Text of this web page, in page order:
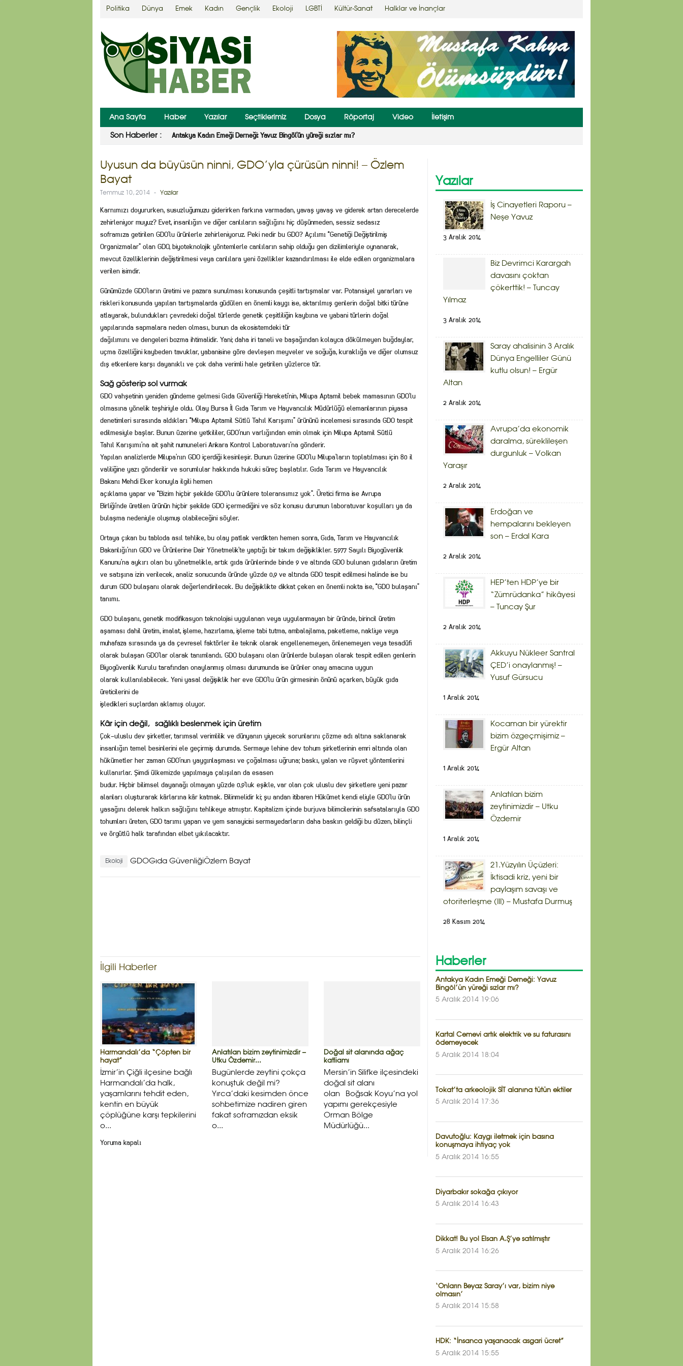
Politika Dünya Emek Kadın Gençlik Ekoloji LGBTİ Kültür-Sanat Halklar ve İnançlar
Ana Sayfa Haber Yazılar Seçtiklerimiz Dosya Röportaj Video İletişim
Son Haberler : Antakya Kadın Emeği Derneği: Yavuz Bingöl’ün yüreği sızlar mı?
Uyusun da büyüsün ninni, GDO’yla çürüsün ninni! – Özlem
Bayat
Temmuz 10, 2014 - Yazılar
Karnımızı doyururken, susuzluğumuzu giderirken farkına varmadan, yavaş yavaş ve giderek artan derecelerde
zehirleniyor muyuz? Evet, insanlığın ve diğer canlıların sağlığını hiç düşünmeden, sessiz sedasız
soframıza getirilen GDO’lu ürünlerle zehirleniyoruz. Peki nedir bu GDO? Açılımı “Genetiği Değiştirilmiş
Organizmalar” olan GDO, biyoteknolojik yöntemlerle canlıların sahip olduğu gen dizilimleriyle oynanarak,
mevcut özelliklerinin değiştirilmesi veya canlılara yeni özellikler kazandırılması ile elde edilen organizmalara
verilen isimdir.
Günümüzde GDO’ların üretimi ve pazara sunulması konusunda çeşitli tartışmalar var. Potansiyel yararları ve
riskleri konusunda yapılan tartışmalarda güdülen en önemli kaygı ise, aktarılmış genlerin doğal bitki türüne
atlayarak, bulundukları çevredeki doğal türlerde genetik çeşitliliğin kaybına ve yabani türlerin doğal
yapılarında sapmalara neden olması, bunun da ekosistemdeki tür
dağılımını ve dengeleri bozma ihtimalidir. Yani; daha iri taneli ve başağından kolayca dökülmeyen buğdaylar,
uçma özelliğini kaybeden tavuklar, yabanisine göre devleşen meyveler ve soğuğa, kuraklığa ve diğer olumsuz
dış etkenlere karşı dayanıklı ve çok daha verimli hale getirilen yüzlerce tür.
Sağ gösterip sol vurmak
GDO vahşetinin yeniden gündeme gelmesi Gıda Güvenliği Hareketi’nin, Milupa Aptamil bebek mamasının GDO’lu
olmasına yönelik teşhiriyle oldu. Olay Bursa İl Gıda Tarım ve Hayvancılık Müdürlüğü elemanlarının piyasa
denetimleri sırasında aldıkları “Milupa Aptamil Sütlü Tahıl Karışımı” ürününü incelemesi sırasında GDO tespit
edilmesiyle başlar. Bunun üzerine yetkililer, GDO’nun varlığından emin olmak için Milupa Aptamil Sütlü
Tahıl Karışımı’na ait şahit numuneleri Ankara Kontrol Laboratuvarı’na gönderir.
Yapılan analizlerde Milupa’nın GDO içerdiği kesinleşir. Bunun üzerine GDO’lu Milupa’ların toplatılması için 80 il
valiliğine yazı gönderilir ve sorumlular hakkında hukuki süreç başlatılır. Gıda Tarım ve Hayvancılık
Bakanı Mehdi Eker konuyla ilgili hemen
açıklama yapar ve “Bizim hiçbir şekilde GDO’lu ürünlere toleransımız yok”. Üretici firma ise Avrupa
Birliği’nde üretilen ürünün hiçbir şekilde GDO içermediğini ve söz konusu durumun laboratuvar koşulları ya da
bulaşma nedeniyle oluşmuş olabileceğini söyler.
Ortaya çıkan bu tabloda asıl tehlike, bu olay patlak verdikten hemen sonra, Gıda, Tarım ve Hayvancılık
Bakanlığı’nın GDO ve Ürünlerine Dair Yönetmelik’te yaptığı bir takım değişiklikler. 5977 Sayılı Biyogüvenlik
Kanunu’na aykırı olan bu yönetmelikle, artık gıda ürünlerinde binde 9 ve altında GDO bulunan gıdaların üretim
ve satışına izin verilecek, analiz sonucunda üründe yüzde 0,9 ve altında GDO tespit edilmesi halinde ise bu
durum GDO bulaşanı olarak değerlendirilecek. Bu değişiklikte dikkat çeken en önemli nokta ise, “GDO bulaşanı”
tanımı.
GDO bulaşanı, genetik modifikasyon teknolojisi uygulanan veya uygulanmayan bir üründe, birincil üretim
aşaması dahil üretim, imalat, işleme, hazırlama, işleme tabi tutma, ambalajlama, paketleme, nakliye veya
muhafaza sırasında ya da çevresel faktörler ile teknik olarak engellenemeyen, önlenemeyen veya tesadüfi
olarak bulaşan GDO’lar olarak tanımlandı. GDO bulaşanı olan ürünlerde bulaşan olarak tespit edilen genlerin
Biyogüvenlik Kurulu tarafından onaylanmış olması durumunda ise ürünler onay amacına uygun
olarak kullanılabilecek. Yeni yasal değişiklik her eve GDO’lu ürün girmesinin önünü açarken, büyük gıda
üreticilerini de
işledikleri suçlardan aklamış oluyor.
Kâr için değil, sağlıklı beslenmek için üretim
Çok-uluslu dev şirketler, tarımsal verimlilik ve dünyanın yiyecek sorunlarını çözme adı altına saklanarak
insanlığın temel besinlerini ele geçirmiş durumda. Sermaye lehine dev tohum şirketlerinin emri altında olan
hükümetler her zaman GDO’nun yaygınlaşması ve çoğalması uğruna; baskı, yalan ve rüşvet yöntemlerini
kullanırlar. Şimdi ülkemizde yapılmaya çalışılan da esasen
budur. Hiçbir bilimsel dayanağı olmayan yüzde 0,9’luk eşikle, var olan çok uluslu dev şirketlere yeni pazar
alanları oluşturarak kârlarına kâr katmak. Bilinmelidir ki; şu andan itibaren Hükümet kendi eliyle GDO’lu ürün
yasağını delerek halkın sağlığını tehlikeye atmıştır. Kapitalizm içinde burjuva bilimcilerinin safsatalarıyla GDO
tohumları üreten, GDO tarımı yapan ve yem sanayicisi sermayedarların daha baskın geldiği bu düzen, bilinçli
ve örgütlü halk tarafından elbet yıkılacaktır.
Ekoloji GDOGıda GüvenliğiÖzlem Bayat
İlgili Haberler
Harmandalı’da “Çöpten bir
hayat”
İzmir’in Çiğli ilçesine bağlı
Harmandalı’da halk,
yaşamlarını tehdit eden,
kentin en büyük
çöplüğüne karşı tepkilerini
o...
Anlatılan bizim zeytinimizdir –
Utku Özdemir...
Bugünlerde zeytini çokça
konuştuk değil mi?
Yırca’daki kesimden önce
sohbetimize nadiren giren
fakat soframızdan eksik
o...
Doğal sit alanında ağaç
katliamı
Mersin’in Silifke ilçesindeki
doğal sit alanı
olan Boğsak Koyu’na yol
yapımı gerekçesiyle
Orman Bölge
Müdürlüğü...
Yoruma kapalı
Yazılar
İş Cinayetleri Raporu –
Neşe Yavuz
3 Aralık 2014
Biz Devrimci Karargah
davasını çoktan
çökerttik! – Tuncay
Yılmaz
3 Aralık 2014
Saray ahalisinin 3 Aralık
Dünya Engelliler Günü
kutlu olsun! – Ergür
Altan
2 Aralık 2014
Avrupa’da ekonomik
daralma, süreklileşen
durgunluk – Volkan
Yaraşır
2 Aralık 2014
Erdoğan ve
hempalarını bekleyen
son – Erdal Kara
2 Aralık 2014
HEP’ten HDP’ye bir
“Zümrüdanka” hikâyesi
– Tuncay Şur
2 Aralık 2014
Akkuyu Nükleer Santral
ÇED’i onaylanmış! –
Yusuf Gürsucu
1 Aralık 2014
Kocaman bir yürektir
bizim özgeçmişimiz –
Ergür Altan
1 Aralık 2014
Anlatılan bizim
zeytinimizdir – Utku
Özdemir
1 Aralık 2014
21.Yüzyılın Üçüzleri:
İktisadi kriz, yeni bir
paylaşım savaşı ve
otoriterleşme (III) – Mustafa Durmuş
28 Kasım 2014
Haberler
Antakya Kadın Emeği Derneği: Yavuz
Bingöl’ün yüreği sızlar mı?
5 Aralık 2014 19:06
Kartal Cemevi artık elektrik ve su faturasını
ödemeyecek
5 Aralık 2014 18:04
Tokat’ta arkeolojik SİT alanına tütün ektiler
5 Aralık 2014 17:36
Davutoğlu: Kaygı iletmek için basına
konuşmaya ihtiyaç yok
5 Aralık 2014 16:55
Diyarbakır sokağa çıkıyor
5 Aralık 2014 16:43
Dikkat! Bu yol Elsan A.Ş’ye satılmıştır
5 Aralık 2014 16:26
‘Onların Beyaz Saray’ı var, bizim niye
olmasın’
5 Aralık 2014 15:58
HDK: “İnsanca yaşanacak asgari ücret”
5 Aralık 2014 15:55